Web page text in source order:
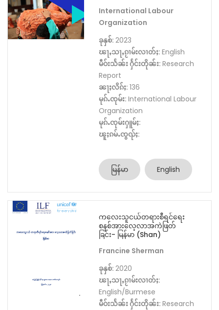
International Labour
Organization
ခုနှစ်: 2023
ၽႃႇသႃႇၵႂၢမ်းလၢတ်ႈ: English
မဵဝ်းသႅၼ်း ႁႅင်းတိုၼ်း: Research
Report
ၼႃႈလိၵ်ႈ: 136
မုၵ်ႉၸုမ်း: International Labour
Organization
မုၵ်ႉၸုမ်းႁူမ်ႈ:
ၽူႈၵမ်ႉၸွၺ်ႈ:
မြန်မာ English
ကလေးသူငယ်တရားစီရင်ရေး
စနစ်အားလေ့လာအကဲဖြတ်
ခြင်း- မြန်မာ (Shan)
Francine Sherman
ခုနှစ်: 2020
ၽႃႇသႃႇၵႂၢမ်းလၢတ်ႈ:
English/Burmese
မဵဝ်းသႅၼ်း ႁႅင်းတိုၼ်း: Research